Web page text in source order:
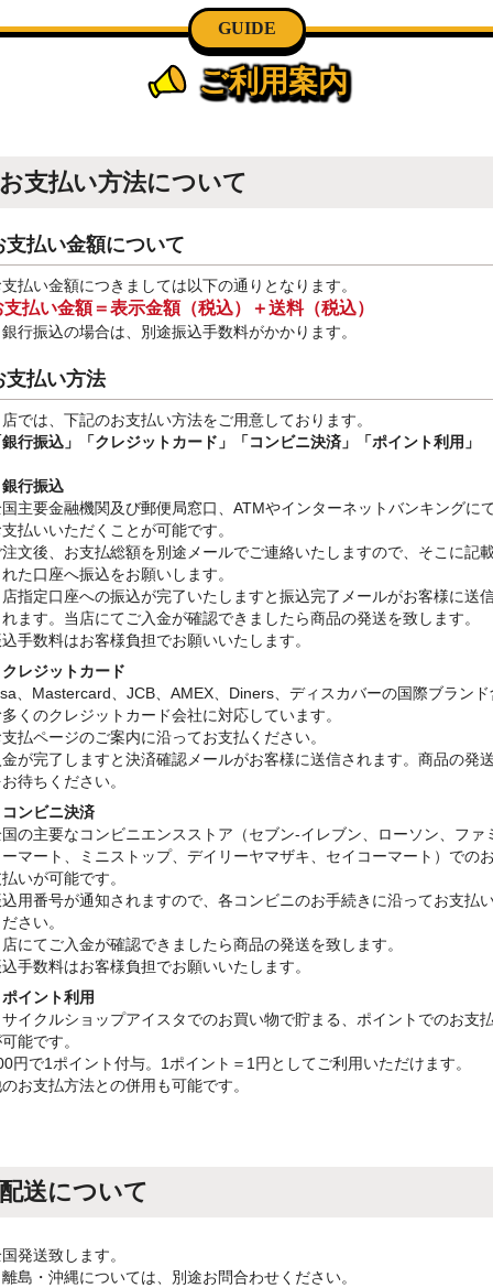
GUIDE
ご利用案内
お支払い方法について
支払い金額について
払い金額につきましては以下の通りとなります。
支払い金額＝表示金額（税込）＋送料（税込）
行振込の場合は、別途振込手数料がかかります。
支払い方法
では、下記のお支払い方法をご用意しております。
行振込」
「クレジットカード」「コンビニ決済」「ポイント利用」
行振込
主要金融機関及び郵便局窓口、ATMやインターネットバンキングに
払いいただくことが可能です。
文後、お支払総額を別途メールでご連絡いたしますので、そこに記
た口座へ振込をお願いします。
指定口座への振込が完了いたしますと振込完了メールがお客様に送
ます。当店にてご入金が確認できましたら商品の発送を致します。
手数料はお客様負担でお願いいたします。
レジットカード
、Mastercard、JCB、AMEX、Diners、ディスカバーの国際ブランド
くのクレジットカード会社に対応しています。
払ページのご案内に沿ってお支払ください。
が完了しますと決済確認メールがお客様に送信されます。商品の発
待ちください。
ンビニ決済
の主要なコンビニエンスストア（セブン-イレブン、ローソン、ファ
マート、ミニストップ、デイリーヤマザキ、セイコーマート）での
いが可能です。
用番号が通知されますので、各コンビニのお手続きに沿ってお支払
さい。
にてご入金が確認できましたら商品の発送を致します。
手数料はお客様負担でお願いいたします。
イント利用
イクルショップアイスタでのお買い物で貯まる、ポイントでのお支
能です。
円で1ポイント付与。1ポイント＝1円としてご利用いただけます。
お支払方法との併用も可能です。
配送について
発送致します。
島・沖縄については、別途お問合わせください。